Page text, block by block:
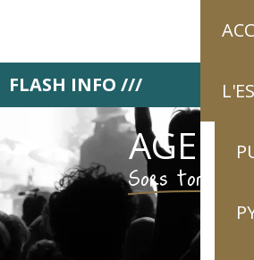
principal
FLASH INFO ///
Sors ton agenda !